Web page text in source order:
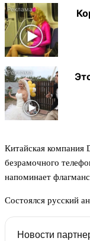
Китайская компания
безрамочного
напоминает
Состоялся русский
Новости